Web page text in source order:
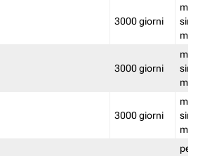
3000 giorni
3000 giorni
3000 giorni